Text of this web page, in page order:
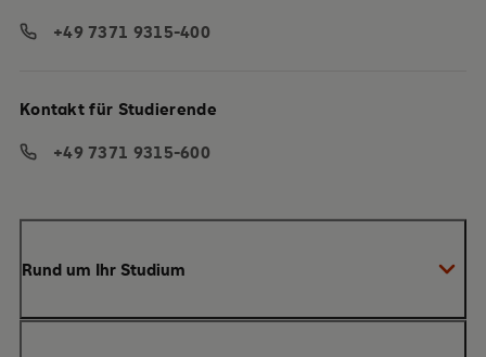
Rund um Ihr Studium
+49 7371 9315-400
Kontakt für Studierende
+49 7371 9315-600